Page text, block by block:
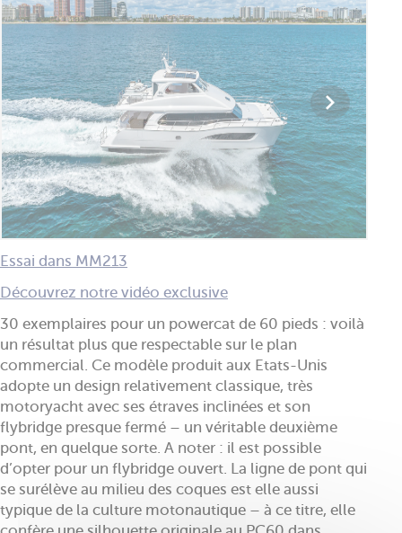
Essai dans MM213
Découvrez notre vidéo exclusive
30 exemplaires pour un powercat de 60 pieds : voilà
un résultat plus que respectable sur le plan
commercial. Ce modèle produit aux Etats-Unis
adopte un design relativement classique, très
motoryacht avec ses étraves inclinées et son
flybridge presque fermé – un véritable deuxième
pont, en quelque sorte. A noter : il est possible
d’opter pour un flybridge ouvert. La ligne de pont qui
se surélève au milieu des coques est elle aussi
typique de la culture motonautique – à ce titre, elle